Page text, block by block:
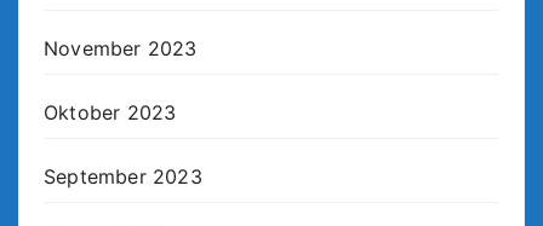
November 2023
Oktober 2023
September 2023